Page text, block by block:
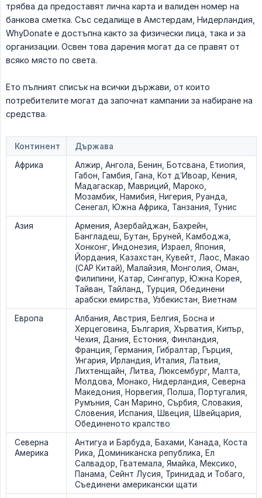
трябва да предоставят лична карта и валиден номер на
банкова сметка. Със седалище в Амстердам, Нидерландия,
WhyDonate е достъпна както за физически лица, така и за
организации. Освен това дарения могат да се правят от
всяко място по света.
Ето пълният списък на всички държави, от които
потребителите могат да започнат кампании за набиране на
средства.
Континент
Държава
Африка
Алжир, Ангола, Бенин, Ботсвана, Етиопия,
Габон, Гамбия, Гана, Кот д’Ивоар, Кения,
Мадагаскар, Мавриций, Мароко,
Мозамбик, Намибия, Нигерия, Руанда,
Сенегал, Южна Африка, Танзания, Тунис
Азия
Армения, Азербайджан, Бахрейн,
Бангладеш, Бутан, Бруней, Камбоджа,
Хонконг, Индонезия, Израел, Япония,
Йордания, Казахстан, Кувейт, Лаос, Макао
(САР Китай), Малайзия, Монголия, Оман,
Филипини, Катар, Сингапур, Южна Корея,
Тайван, Тайланд, Турция, Обединени
арабски емирства, Узбекистан, Виетнам
Европа
Албания, Австрия, Белгия, Босна и
Херцеговина, България, Хърватия, Кипър,
Чехия, Дания, Естония, Финландия,
Франция, Германия, Гибралтар, Гърция,
Унгария, Ирландия, Италия, Латвия,
Лихтенщайн, Литва, Люксембург, Малта,
Молдова, Монако, Нидерландия, Северна
Македония, Норвегия, Полша, Португалия,
Румъния, Сан Марино, Сърбия, Словакия,
Словения, Испания, Швеция, Швейцария,
Обединеното кралство
Северна
Америка
Антигуа и Барбуда, Бахами, Канада, Коста
Рика, Доминиканска република, Ел
Салвадор, Гватемала, Ямайка, Мексико,
Панама, Сейнт Лусия, Тринидад и Тобаго,
Съединени американски щати